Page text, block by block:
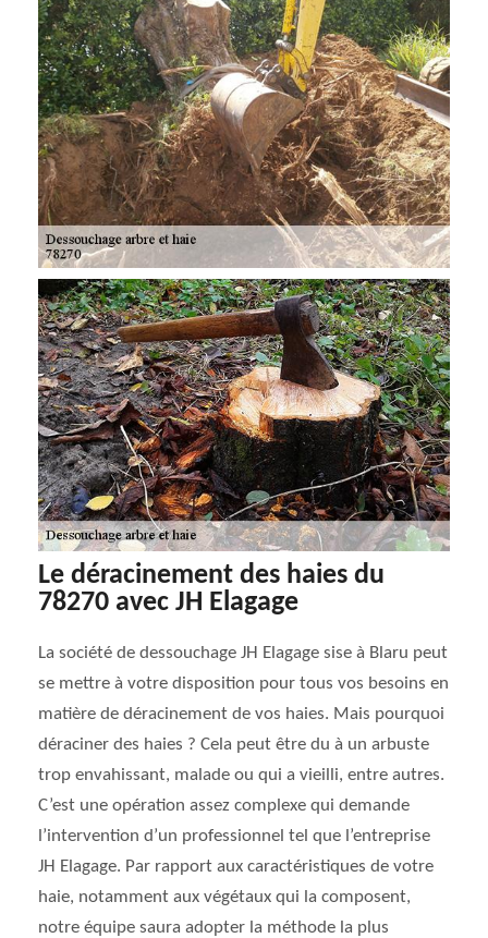
Le déracinement des haies du
78270 avec JH Elagage
La société de dessouchage JH Elagage sise à Blaru peut
se mettre à votre disposition pour tous vos besoins en
matière de déracinement de vos haies. Mais pourquoi
déraciner des haies ? Cela peut être du à un arbuste
trop envahissant, malade ou qui a vieilli, entre autres.
C’est une opération assez complexe qui demande
l’intervention d’un professionnel tel que l’entreprise
JH Elagage. Par rapport aux caractéristiques de votre
haie, notamment aux végétaux qui la composent,
notre équipe saura adopter la méthode la plus